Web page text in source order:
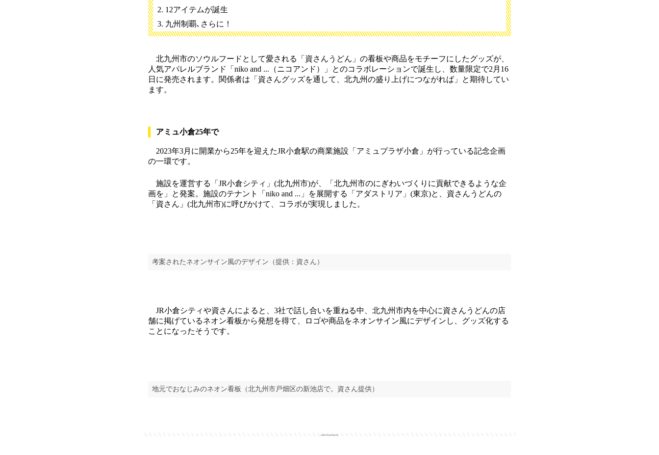
12アイテムが誕生
九州制覇､さらに！
北九州市のソウルフードとして愛される「資さんうどん」の看板や商品をモチーフにしたグッズが、
人気アパレルブランド「niko and ...（ニコアンド）」とのコラボレーションで誕生し、数量限定で2月16
日に発売されます。関係者は「資さんグッズを通して、北九州の盛り上げにつながれば」と期待してい
ます。
アミュ小倉25年で
2023年3月に開業から25年を迎えたJR小倉駅の商業施設「アミュプラザ小倉」が行っている記念企画
の一環です。
施設を運営する「JR小倉シティ」(北九州市)が、「北九州市のにぎわいづくりに貢献できるような企
画を」と発案。施設のテナント「niko and ...」を展開する「アダストリア」(東京)と、資さんうどんの
「資さん」(北九州市)に呼びかけて、コラボが実現しました。
考案されたネオンサイン風のデザイン（提供：資さん）
JR小倉シティや資さんによると、3社で話し合いを重ねる中、北九州市内を中心に資さんうどんの店
舗に掲げているネオン看板から発想を得て、ロゴや商品をネオンサイン風にデザインし、グッズ化する
ことになったそうです。
地元でおなじみのネオン看板（北九州市戸畑区の新池店で。資さん提供）
advertisement